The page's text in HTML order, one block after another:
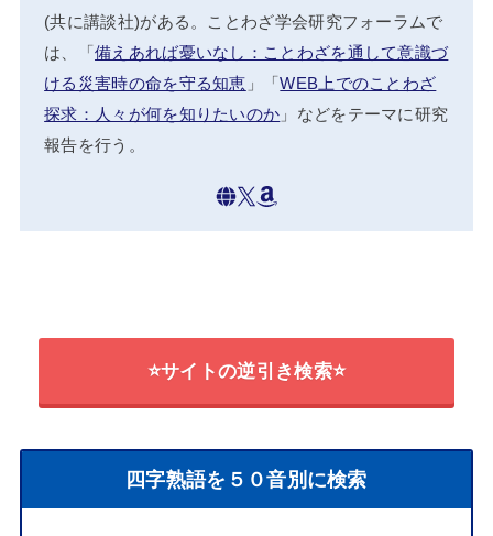
(共に講談社)がある。ことわざ学会研究フォーラムで
は、「備えあれば憂いなし：ことわざを通して意識づ
ける災害時の命を守る知恵 」「WEB上でのことわざ
探求：人々が何を知りたいのか 」などをテーマに研究
報告を行う。
⭐サイトの逆引き検索⭐
四字熟語を５０音別に検索